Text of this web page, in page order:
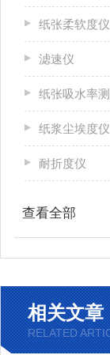
纸张柔软度仪
滤速仪
纸张吸水率
纸浆尘埃度仪
耐折度仪
查看全部
相关文章
RELATED